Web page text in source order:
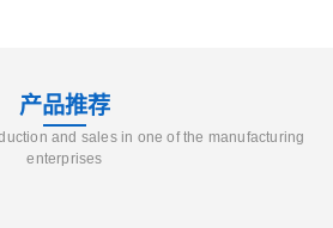
产品推荐
and sales in one of the manufacturing
enterprises